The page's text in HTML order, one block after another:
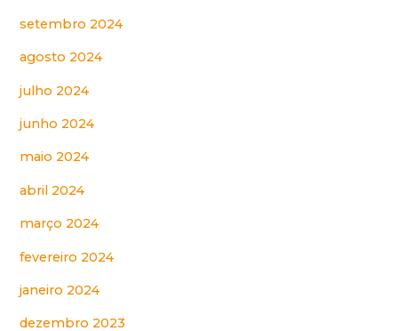
setembro 2024
agosto 2024
julho 2024
junho 2024
maio 2024
abril 2024
março 2024
fevereiro 2024
janeiro 2024
dezembro 2023